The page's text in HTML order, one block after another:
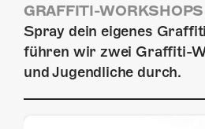
GRAFFITI-WORKSHOPS
Spray dein eigenes
führen wir zwei Graffiti-
und Jugendliche durch.